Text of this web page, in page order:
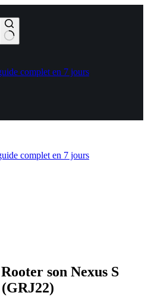
complet en 7 jours
complet en 7 jours
son Nexus S